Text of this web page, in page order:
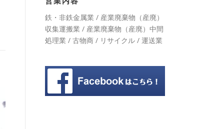
鉄・非鉄金属業 / 産業廃棄物（産廃）
収集運搬業 / 産業廃棄物（産廃）中間
処理業 / 古物商 / リサイクル / 運送業